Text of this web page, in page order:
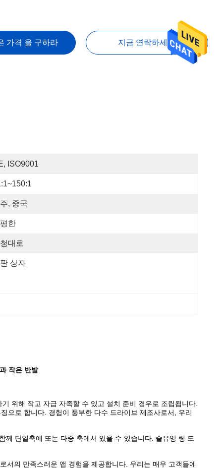
가격 을 구하라 지금 연락하세요
ISO9001
, 중국
한
대로
상자
작은 반발
위해 작고 자급 자족할 수 있고 설치 준비 경우로 조립됩니다.
으로 합니다. 경험이 풍부한 다수 드라이브 제조사로서, 우리
단일축에 또는 다중 축에서 있을 수 있습니다. 슬유잉 링 드
서의 만족스러운 앱 경험을 제공합니다. 우리는 매우 고객들에